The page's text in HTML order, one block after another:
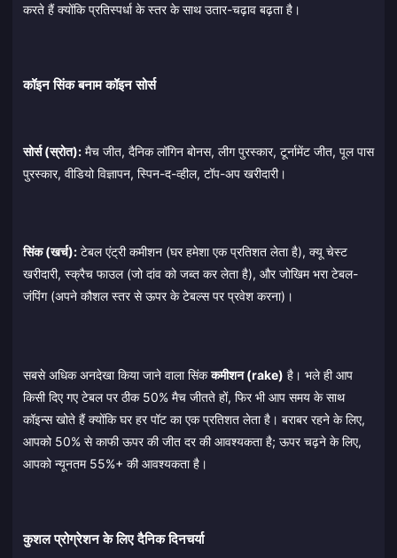
करते हैं क्योंकि प्रतिस्पर्धा के स्तर के साथ उतार-चढ़ाव बढ़ता है।
कॉइन सिंक बनाम कॉइन सोर्स
सोर्स (स्रोत): मैच जीत, दैनिक लॉगिन बोनस, लीग पुरस्कार, टूर्नामेंट जीत, पूल पास
पुरस्कार, वीडियो विज्ञापन, स्पिन-द-व्हील, टॉप-अप खरीदारी।
सिंक (खर्च): टेबल एंट्री कमीशन (घर हमेशा एक प्रतिशत लेता है), क्यू चेस्ट
खरीदारी, स्क्रैच फाउल (जो दांव को जब्त कर लेता है), और जोखिम भरा टेबल-
जंपिंग (अपने कौशल स्तर से ऊपर के टेबल्स पर प्रवेश करना)।
सबसे अधिक अनदेखा किया जाने वाला सिंककमीशन (rake) है। भले ही आप
किसी दिए गए टेबल पर ठीक 50% मैच जीतते हों, फिर भी आप समय के साथ
कॉइन्स खोते हैं क्योंकि घर हर पॉट का एक प्रतिशत लेता है। बराबर रहने के लिए,
आपको 50% से काफी ऊपर की जीत दर की आवश्यकता है; ऊपर चढ़ने के लिए,
आपको न्यूनतम 55%+ की आवश्यकता है।
कुशल प्रोग्रेशन के लिए दैनिक दिनचर्या